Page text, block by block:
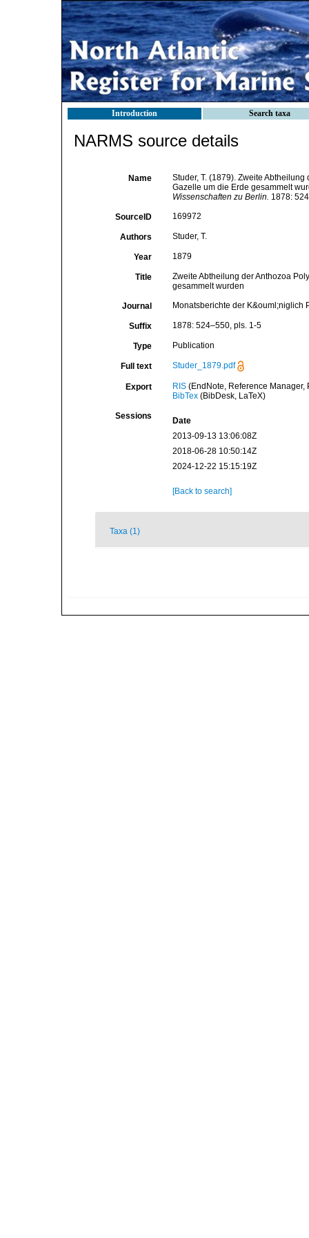
Introduction Search taxa
NARMS source details
Name
Studer, T. (1879). Zweite
Gazelle um die Erde gesammelt
Wissenschaften zu Berlin. 1878:
SourceID 169972
Authors Studer, T.
Year 1879
Title
Zweite Abtheilung der Anthozoa
gesammelt wurden
Journal Monatsberichte der K&ouml;niglich
Suffix 1878: 524–550, pls. 1-5
Type Publication
Full text Studer_1879.pdf
Export RIS(EndNote, Reference Manager,
BibTex(BibDesk, LaTeX)
Sessions
Date
2013-09-13 13:06:08Z
2018-06-28 10:50:14Z
2024-12-22 15:15:19Z
[Back to search]
Taxa (1)